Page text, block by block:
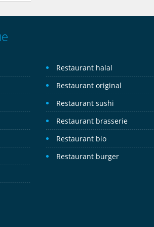
Restaurant halal
Restaurant original
Restaurant sushi
Restaurant brasserie
Restaurant bio
Restaurant burger